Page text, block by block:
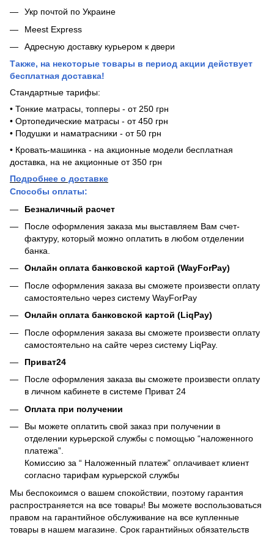
Укр почтой по Украине
Meest Express
Адресную доставку курьером к двери
Также, на некоторые товары в период акции действует
бесплатная доставка!
Стандартные тарифы:
• Тонкие матрасы, топперы - от 250 грн
• Ортопедические матрасы - от 450 грн
• Подушки и наматрасники - от 50 грн
• Кровать-машинка - на акционные модели бесплатная
доставка, на не акционные от 350 грн
Подробнее о доставке
Способы оплаты:
Безналичный расчет
После оформления заказа мы выставляем Вам счет-
фактуру, который можно оплатить в любом отделении
банка.
Онлайн оплата банковской картой (WayForPay)
После оформления заказа вы сможете произвести оплату
самостоятельно через систему WayForPay
Онлайн оплата банковской картой (LiqPay)
После оформления заказа вы сможете произвести оплату
самостоятельно на сайте через систему LiqPay.
Приват24
После оформления заказа вы сможете произвести оплату
в личном кабинете в системе Приват 24
Оплата при получении
Вы можете оплатить свой заказ при получении в
отделении курьерской службы с помощью “наложенного
платежа”.
Комиссию за “ Наложенный платеж” оплачивает клиент
согласно тарифам курьерской службы
Мы беспокоимся о вашем спокойствии, поэтому гарантия
распространяется на все товары! Вы можете воспользоваться
правом на гарантийное обслуживание на все купленные
товары в нашем магазине. Срок гарантийных обязательств